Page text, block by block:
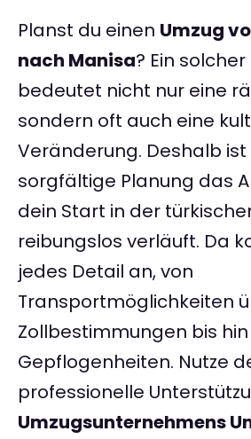
Planst du einen Umzug
nach Manisa? Ein
bedeutet nicht nur eine
sondern oft auch eine
Veränderung. Deshalb ist
sorgfältige Planung das
dein Start in der
reibungslos verläuft. Da
jedes Detail an, von
Transportmöglichkeiten
Zollbestimmungen bis
Gepflogenheiten. Nutze
professionelle
Umzugsunternehmens